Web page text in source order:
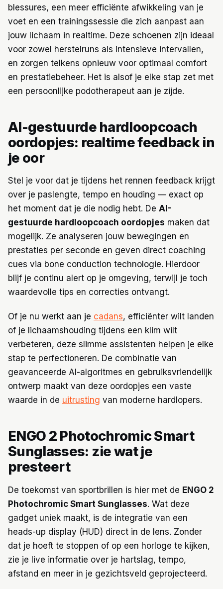
blessures, een meer efficiënte afwikkeling van je
voet en een trainingssessie die zich aanpast aan
jouw lichaam in realtime. Deze schoenen zijn ideaal
voor zowel herstelruns als intensieve intervallen,
en zorgen telkens opnieuw voor optimaal comfort
en prestatiebeheer. Het is alsof je elke stap zet met
een persoonlijke podotherapeut aan je zijde.
AI-gestuurde hardloopcoach
oordopjes: realtime feedback in
je oor
Stel je voor dat je tijdens het rennen feedback krijgt
over je paslengte, tempo en houding — exact op
het moment dat je die nodig hebt. De AI-
gestuurde hardloopcoach oordopjes maken dat
mogelijk. Ze analyseren jouw bewegingen en
prestaties per seconde en geven direct coaching
cues via bone conduction technologie. Hierdoor
blijf je continu alert op je omgeving, terwijl je toch
waardevolle tips en correcties ontvangt.
Of je nu werkt aan je cadans, efficiënter wilt landen
of je lichaamshouding tijdens een klim wilt
verbeteren, deze slimme assistenten helpen je elke
stap te perfectioneren. De combinatie van
geavanceerde AI-algoritmes en gebruiksvriendelijk
ontwerp maakt van deze oordopjes een vaste
waarde in de uitrusting van moderne hardlopers.
ENGO 2 Photochromic Smart
Sunglasses: zie wat je
presteert
De toekomst van sportbrillen is hier met de ENGO 2
Photochromic Smart Sunglasses. Wat deze
gadget uniek maakt, is de integratie van een
heads-up display (HUD) direct in de lens. Zonder
dat je hoeft te stoppen of op een horloge te kijken,
zie je live informatie over je hartslag, tempo,
afstand en meer in je gezichtsveld geprojecteerd.